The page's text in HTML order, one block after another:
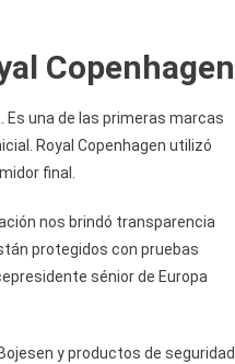
Copenhagen
Es una de las primeras marcas
Royal Copenhagen utilizó
final.
nos brindó transparencia
protegidos con pruebas
sénior de Europa
y productos de seguridad